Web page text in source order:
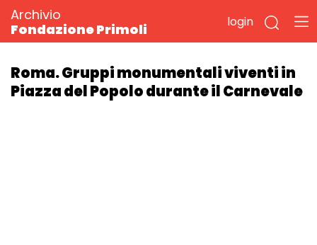
Archivio
Fondazione Primoli
login
Roma. Gruppi monumentali viventi in
Piazza del Popolo durante il Carnevale